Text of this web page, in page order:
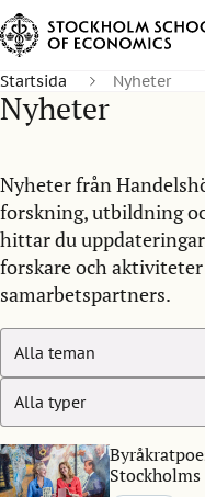
Startsida Nyheter
Nyheter
Nyheter från
forskning, utbildning
hittar du
forskare och
samarbetspartners.